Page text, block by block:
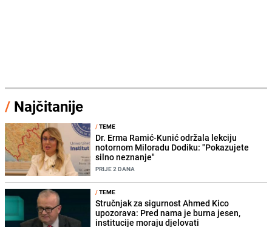
/ Najčitanije
/TEME
Dr. Erma Ramić-Kunić održala lekciju
notornom Miloradu Dodiku: "Pokazujete
silno neznanje"
PRIJE 2 DANA
/TEME
Stručnjak za sigurnost Ahmed Kico
upozorava: Pred nama je burna jesen,
institucije moraju djelovati